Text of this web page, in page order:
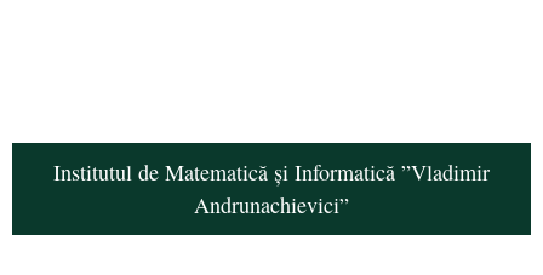
Institutul de Matematică și Informatică ”Vladimir
Andrunachievici”